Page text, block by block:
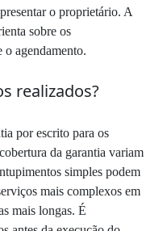
o proprietário. A
sobre os
o agendamento.
realizados?
por escrito para os
da garantia variam
simples podem
mais complexos em
mais longas. É